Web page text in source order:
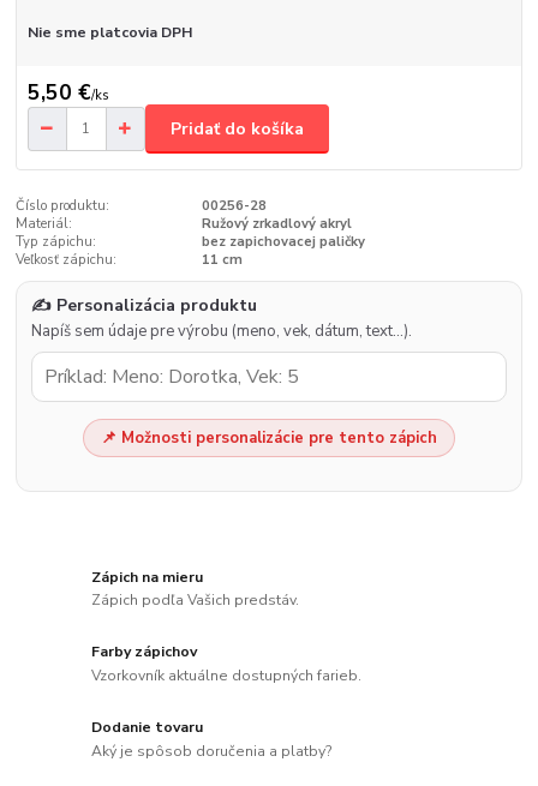
Nie sme platcovia DPH
5,50 €/ks
Pridať do košíka
Číslo produktu:
00256-28
Materiál:
Ružový zrkadlový akryl
Typ zápichu:
bez zapichovacej paličky
Veľkosť zápichu:
11 cm
✍️ Personalizácia produktu
Napíš sem údaje pre výrobu (meno, vek, dátum, text…).
📌 Možnosti personalizácie pre tento zápich
Zápich na mieru
Zápich podľa Vašich predstáv.
Farby zápichov
Vzorkovník aktuálne dostupných farieb.
Dodanie tovaru
Aký je spôsob doručenia a platby?